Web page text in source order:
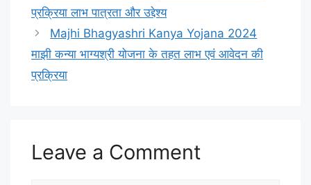
प्रक्रिया लाभ पात्रता और उद्देश्य
Majhi Bhagyashri Kanya Yojana 2024
माझी कन्या भाग्यश्री योजना के तहत लाभ एवं आवेदन की
प्रक्रिया
Leave a Comment